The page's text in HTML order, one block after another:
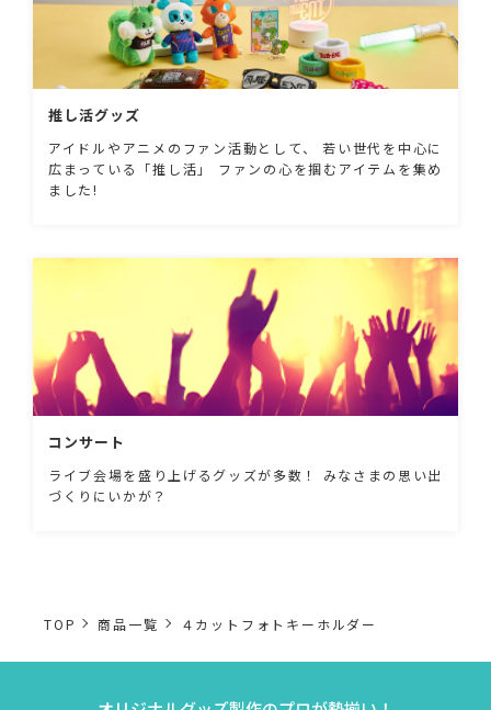
推し活グッズ
アイドルやアニメのファン活動として、 若い世代を中心に
広まっている「推し活」 ファンの心を掴むアイテムを集め
ました!
コンサート
ライブ会場を盛り上げるグッズが多数！ みなさまの思い出
づくりにいかが？
TOP 商品一覧 ４カットフォトキーホルダー